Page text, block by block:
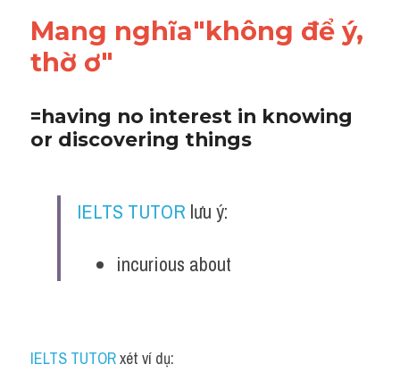
Từ vựng theo tiền tố
Ngân hàng đề thi máy
Report đề thi thật IELTS
Advice
Mang nghĩa"không để ý,
thờ ơ"
=​having no interest in knowing
or discovering things
IELTS TUTOR lưu ý:
incurious about
IELTS TUTOR xét ví dụ: